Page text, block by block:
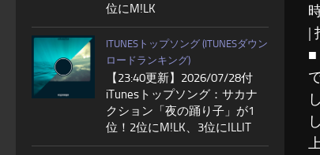
|
■
位にM!LK
ITUNESトップソング (ITUNESダウン
ロードランキング)
【23:40更新】2026/07/28付
iTunesトップソング：サカナ
クション「夜の踊り子」が1
位！2位にM!LK、3位にILLIT